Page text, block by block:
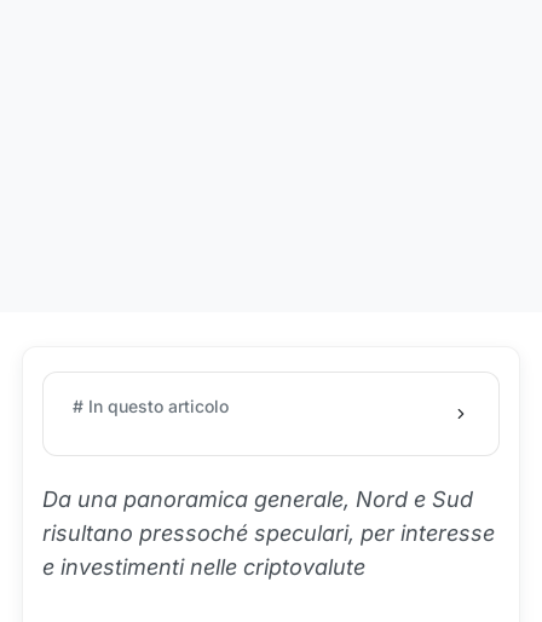
# In questo articolo
Da una panoramica generale, Nord e Sud
risultano pressoché speculari, per interesse
e investimenti nelle criptovalute